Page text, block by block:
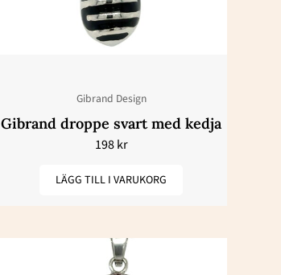
Gibrand Design
Gibrand droppe svart med kedja
198kr
LÄGG TILL I VARUKORG